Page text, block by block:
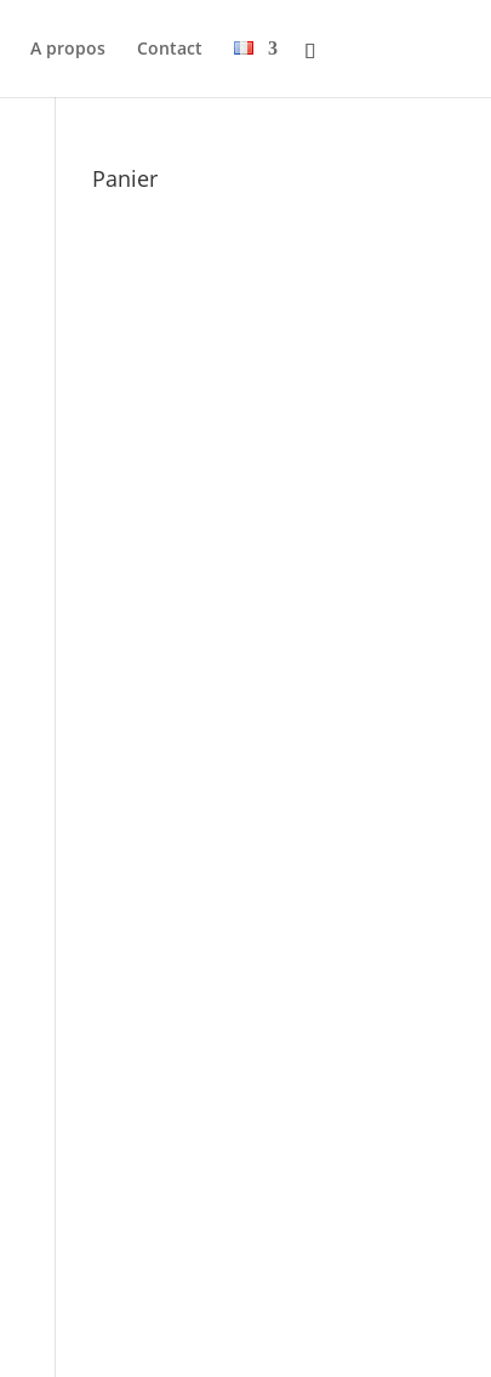
A propos Contact
Panier